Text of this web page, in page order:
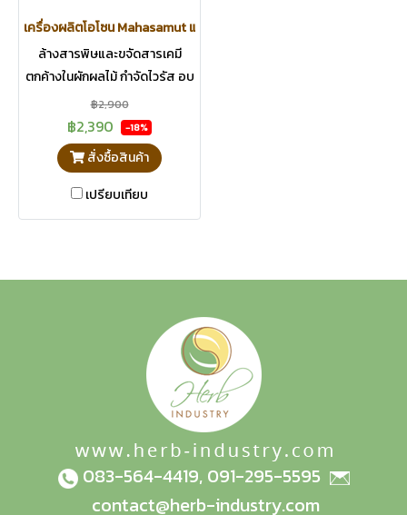
เครื่องผลิตโอโซน Mahasamut แถมฟรี ชุดสู้โควิด
ล้างสารพิษและขจัดสารเคมี
ตกค้างในผักผลไม้ กำจัดไวรัส อบ
ห้อง
฿2,900
฿2,390 -18%
สั่งซื้อสินค้า
เปรียบเทียบ
083-564-4419, 091-295-5595
contact@herb-industry.com